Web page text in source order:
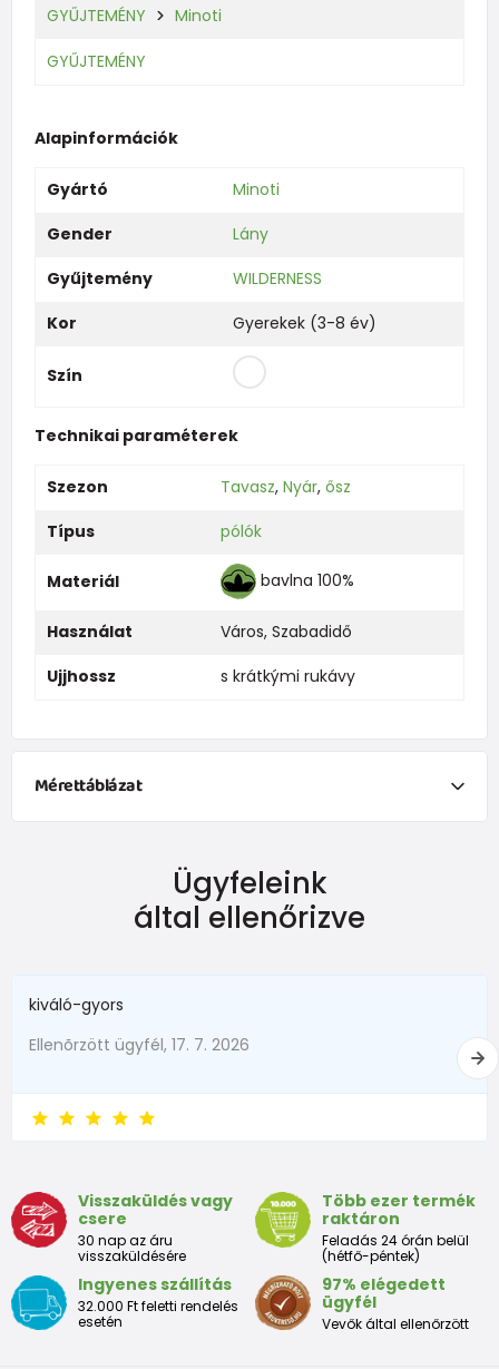
GYŰJTEMÉNY Minoti
GYŰJTEMÉNY
Alapinformációk
Gyártó
Minoti
Gender
Lány
Gyűjtemény
WILDERNESS
Kor
Gyerekek (3-8 év)
Szín
Technikai paraméterek
Szezon Tavasz, Nyár, ősz
Típus
pólók
Materiál bavlna 100%
Használat Város, Szabadidő
Ujjhossz
s krátkými rukávy
Mérettáblázat
Înălțime (cm)
New Baby do 50 do 3,4
1 - 3 luni
6 - 9 luni
Tabelul de dimensiuni aproximative pentru copii mici
Dimensiune
Înălțime
Peste
bust
(cm)
Taliei
(cm)
Peste
șolduri(cm)
Ügyfeleink
által ellenőrizve
kiváló-gyors
Ellenõrzött ügyfél, 17. 7. 2026
Visszaküldés vagy
csere
30 nap az áru
visszaküldésére
Több ezer termék
raktáron
Feladás 24 órán belül
(hétfő-péntek)
Ingyenes szállítás
32.000 Ft feletti rendelés
esetén
97% elégedett
ügyfél
Vevők által ellenőrzött